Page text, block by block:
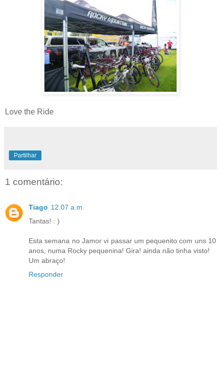
Love the Ride
Partilhar
1 comentário:
Tiago 12:07 a.m.
Tantas! : )
Esta semana no Jamor vi passar um pequenito com uns 10
anos, numa Rocky pequenina! Gira! ainda não tinha visto!
Um abraço!
Responder